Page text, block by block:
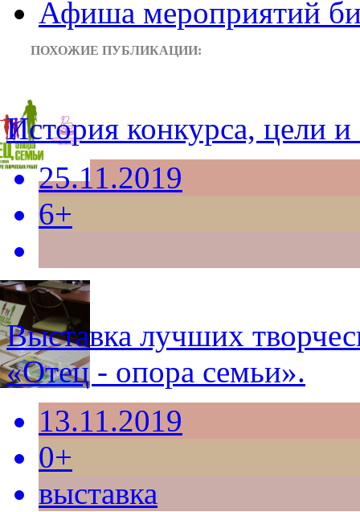
Афиша мероприятий
ПОХОЖИЕ ПУБЛИКАЦИИ:
История конкурса, цели и
25.11.2019
6+
Выставка лучших
«Отец - опора семьи».
13.11.2019
0+
выставка